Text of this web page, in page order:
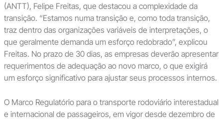
(ANTT), Felipe Freitas, que destacou a complexidade da
transição. “Estamos numa transição e, como toda transição,
traz dentro das organizações variáveis de interpretações, o
que geralmente demanda um esforço redobrado”, explicou
Freitas. No prazo de 30 dias, as empresas deverão apresentar
requerimentos de adequação ao novo marco, o que exigirá
um esforço significativo para ajustar seus processos internos.
O Marco Regulatório para o transporte rodoviário interestadual
e internacional de passageiros, em vigor desde dezembro de